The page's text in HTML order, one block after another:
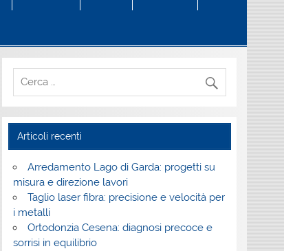
Articoli recenti
Arredamento Lago di Garda: progetti su
misura e direzione lavori
Taglio laser fibra: precisione e velocità per
i metalli
Ortodonzia Cesena: diagnosi precoce e
sorrisi in equilibrio